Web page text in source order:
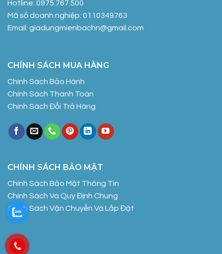
Hotline: 0975.767.500
Mã số doanh nghiệp: 0110349763
Email: giadungmienbachn@gmail.com
CHÍNH SÁCH MUA HÀNG
Chính Sách Bảo Hành
Chính Sách Thanh Toán
Chính Sách Đổi Trả Hàng
CHÍNH SÁCH BẢO MẬT
Chính Sách Bảo Mật Thông Tin
Chính Sách Và Quy Định Chung
Chính Sách Vận Chuyển Và Lắp Đặt